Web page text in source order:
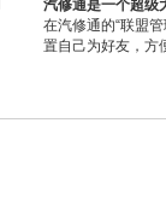
汽修通是一个超级
在汽修通的“联盟
置自己为好友，方